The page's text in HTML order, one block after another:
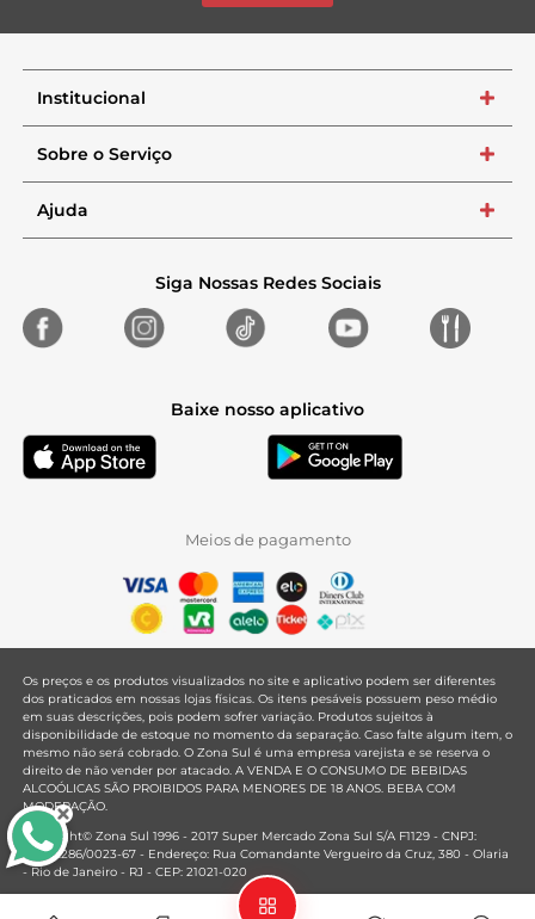
Institucional +
Sobre o Serviço +
Ajuda +
Siga Nossas Redes Sociais
Baixe nosso aplicativo
Meios de pagamento
Os preços e os produtos visualizados no site e aplicativo podem ser diferentes
dos praticados em nossas lojas físicas. Os itens pesáveis possuem peso médio
em suas descrições, pois podem sofrer variação. Produtos sujeitos à
disponibilidade de estoque no momento da separação. Caso falte algum item, o
mesmo não será cobrado. O Zona Sul é uma empresa varejista e se reserva o
direito de não vender por atacado. A VENDA E O CONSUMO DE BEBIDAS
ALCOÓLICAS SÃO PROIBIDOS PARA MENORES DE 18 ANOS. BEBA COM
MODERAÇÃO.
Copyright© Zona Sul 1996 - 2017 Super Mercado Zona Sul S/A F1129 - CNPJ:
33.381.286/0023-67 - Endereço: Rua Comandante Vergueiro da Cruz, 380 - Olaria
- Rio de Janeiro - RJ - CEP: 21021-020
Mantido por